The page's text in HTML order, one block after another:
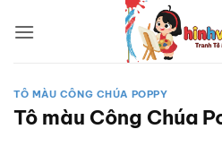
qua
TÔ MÀU CÔNG CHÚA POPPY
Tô màu Công Chúa